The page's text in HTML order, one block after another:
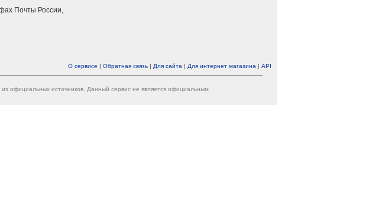
Почты России,
О сервисе | Обратная связь | Для сайта | Для интернет магазина | API
официальных источников. Данный сервис не является официальным